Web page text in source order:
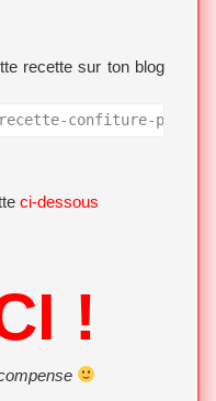
recette sur ton blog
confiture-
ci-dessous
!